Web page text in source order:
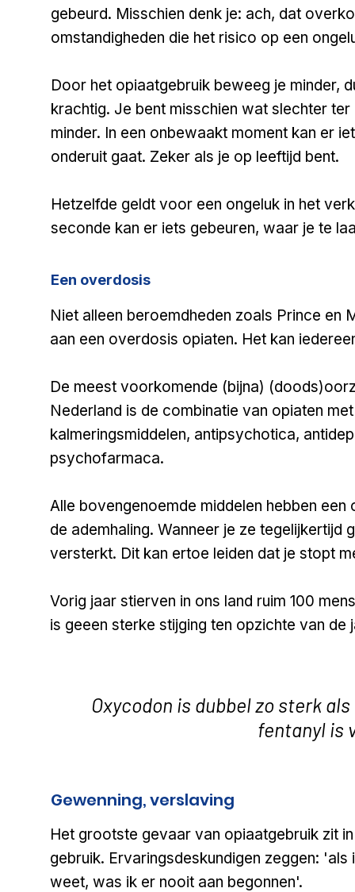
gebeurd. Misschien denk je: ach, dat
omstandigheden die het risico op een
Door het opiaatgebruik beweeg je minder,
krachtig. Je bent misschien wat slechter
minder. In een onbewaakt moment kan er
onderuit gaat. Zeker als je op leeftijd bent.
Hetzelfde geldt voor een ongeluk in het
seconde kan er iets gebeuren, waar je te
Een overdosis
Niet alleen beroemdheden zoals Prince en
aan een overdosis opiaten. Het kan
De meest voorkomende (bijna)
Nederland is de combinatie van opiaten
kalmeringsmiddelen, antipsychotica,
psychofarmaca.
Alle bovengenoemde middelen hebben
de ademhaling. Wanneer je ze tegelijkertijd
versterkt. Dit kan ertoe leiden dat je stopt
Vorig jaar stierven in ons land ruim 100
is geeen sterke stijging ten opzichte van de
Oxycodon is dubbel zo sterk
fentanyl is vijftig
​Gewenning, verslaving
Het grootste gevaar van opiaatgebruik zit
gebruik. Ervaringsdeskundigen zeggen:
weet, was ik er nooit aan begonnen'.